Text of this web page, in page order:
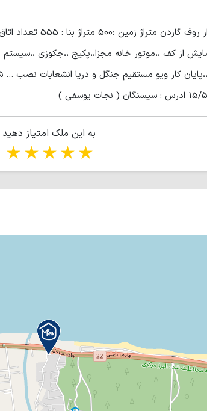
از كف ،،موتور خانه مجزا،،پكيج ،،جكوزي
كار ویو مستقیم جنگل و دریا انشعابات نصب
به این ملک امتیاز دهید
5 stars
4 stars
3 stars
2 stars